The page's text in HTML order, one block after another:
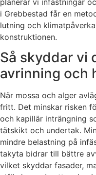
i Grebbestad får en
lutning och
konstruktionen.
Så skyddar vi
avrinning och
När mossa och alger
fritt. Det minskar risken
och kapillär inträngning
tätskikt och undertak.
mindre belastning på
takyta bidrar till bättre
vilket skyddar fasader,